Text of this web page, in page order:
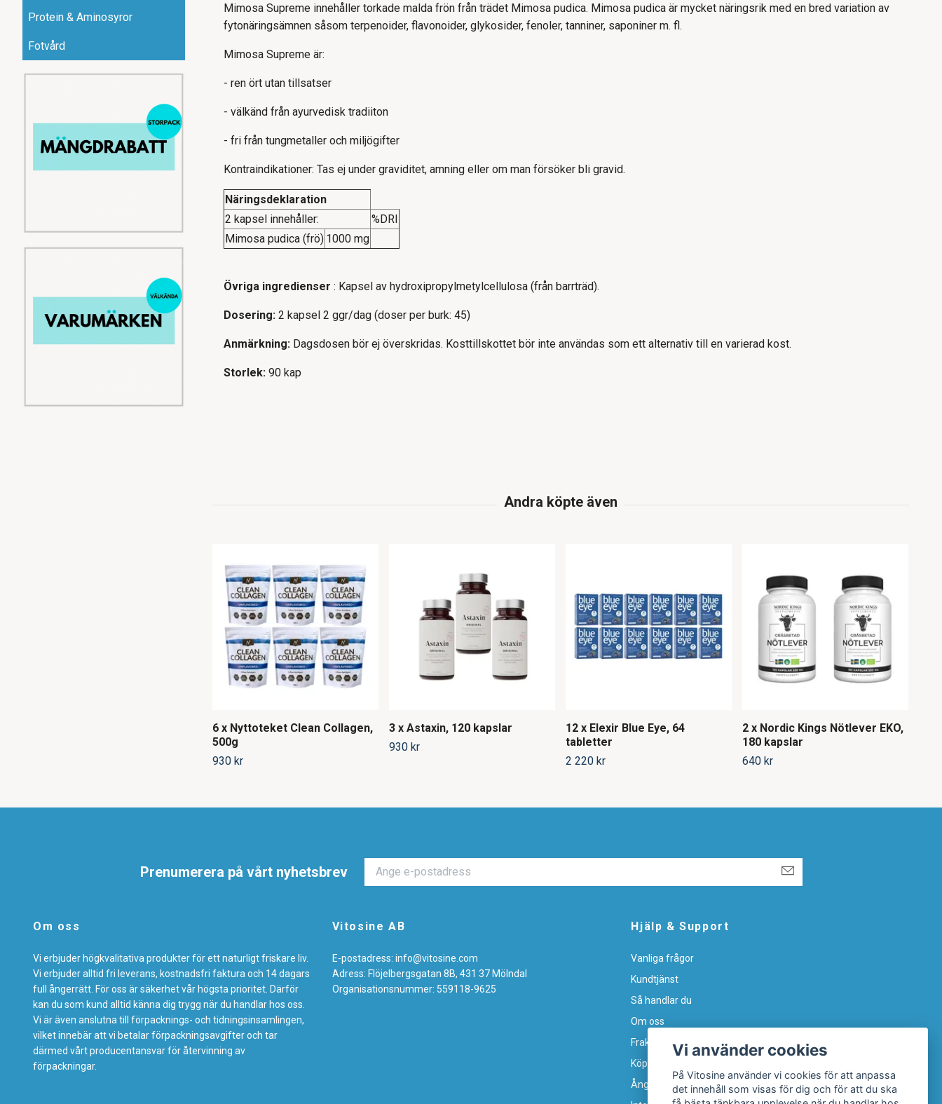
Protein & Aminosyror
Fotvård
Mimosa Supreme innehåller torkade malda frön från trädet Mimosa pudica. Mimosa pudica är mycket näringsrik med en bred variation av
fytonäringsämnen såsom terpenoider, flavonoider, glykosider, fenoler, tanniner, saponiner m. fl.
Mimosa Supreme är:
- ren ört utan tillsatser
- välkänd från ayurvedisk tradiiton
- fri från tungmetaller och miljögifter
Kontraindikationer: Tas ej under graviditet, amning eller om man försöker bli gravid.
Näringsdeklaration
2 kapsel innehåller:
%DRI
Mimosa pudica (frö) 1000 mg
Övriga ingredienser : Kapsel av hydroxipropylmetylcellulosa (från barrträd).
Dosering: 2 kapsel 2 ggr/dag (doser per burk: 45)
Anmärkning: Dagsdosen bör ej överskridas. Kosttillskottet bör inte användas som ett alternativ till en varierad kost.
Storlek: 90 kap
6 x Nyttoteket Clean Collagen,
500g
930 kr
3 x Astaxin, 120 kapslar
930 kr
12 x Elexir Blue Eye, 64
tabletter
2 220 kr
2 x Nordic Kings Nötlever EKO,
180 kapslar
640 kr
Prenumerera på vårt nyhetsbrev
Om oss
Vi erbjuder högkvalitativa produkter för ett naturligt friskare liv.
Vi erbjuder alltid fri leverans, kostnadsfri faktura och 14 dagars
full ångerrätt. För oss är säkerhet vår högsta prioritet. Därför
kan du som kund alltid känna dig trygg när du handlar hos oss.
Vi är även anslutna till förpacknings- och tidningsinsamlingen,
vilket innebär att vi betalar förpackningsavgifter och tar
därmed vårt producentansvar för återvinning av
förpackningar.
Vitosine AB
E-postadress: info@vitosine.com
Adress: Flöjelbergsgatan 8B, 431 37 Mölndal
Organisationsnummer: 559118-9625
Hjälp & Support
Vanliga frågor
Kundtjänst
Så handlar du
Om oss
Frakt & leverans
Köpvillkor
Ångra köp
Vi använder cookies
På Vitosine använder vi cookies för att anpassa
det innehåll som visas för dig och för att du ska